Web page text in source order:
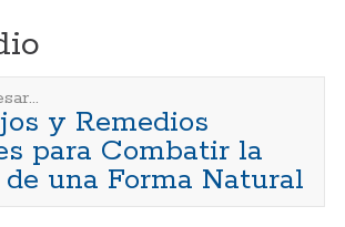
y Remedios
para Combatir la
una Forma Natural